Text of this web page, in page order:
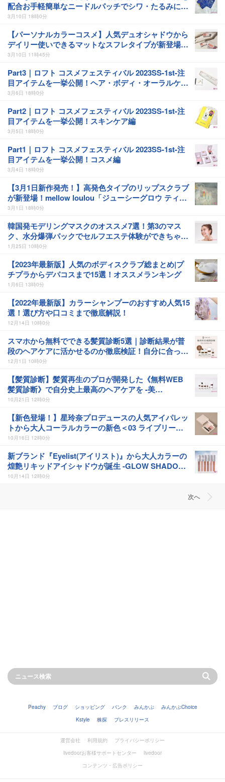
配合お手軽簡単なニードルパッチでシワ・たるみにア
プローチ｜HARURi プレミアムナイト トリートメン
3月10日 18時0分
【パーソナルカラーコスメ】人気デュオシャドウから
デイリー使いできるマットなスフレタイプが新登場！
-FAVES BEAUTY(フェイブス ビューティー)-
3月10日 11時45分
Part3｜ロフト コスメフェスティバル 2023SS-1st-注
目アイテムを一挙公開！ヘア・ボディ・オーラルケア
編
3月6日 18時0分
Part2｜ロフト コスメフェスティバル 2023SS-1st-注
目アイテムを一挙公開！スキンケア編
3月5日 18時0分
Part1｜ロフト コスメフェスティバル 2023SS-1st-注
目アイテムを一挙公開！コスメ編
3月4日 18時0分
【3月1日新作発売！】高発色タイプのリップスクラブ
が新登場！mellow loulou「ジューシーグロウ ティン
トバーム」を全色ご紹介！-メロウルル
3月1日 18時0分
韓国発モデリングマスクのオススメ7選！第3のマス
ク、水分爆弾パックでセルフエステ体験ができちゃ
う！？-23years old
1月25日 10時0分
【2023年最新版】人気のボディスクラブ総まとめ|プ
チプラからデパコスまで15選！オススメランキング
1月6日 13時0分
【2022年最新版】カラーシャンプーのおすすめ人気15
選！選び方や口コミまで徹底解説！
12月14日 10時0分
スマホから無料でできる髪質診断5選｜診断結果が普
段のヘアケアに活かせるのか徹底検証！自分に合った
ケアの仕方が見つかる｜favor.life
12月1日 10時0分
【髪質診断】髪質再生のプロが開発した《無料WEB
髪質診断》で自分史上最高のヘアケアを -美
REMAKE-
10月21日 12時0分
【新色登場！】星玲奈プロデュースの人気アイパレッ
トから大人コーラルカラーの新色＜03 ライブリーコ
ーラル＞が登場！ -lea by R. レアバイアール
10月16日 12時0分
新ブランド『Eyelist(アイリスト)』から大人カラーの
煌艶リキッドアイシャドウが誕生 -GLOW SHADOW
グロウシャドウ
10月14日 12時0分
次へ
Peachy ブログ ショッピング バンク みんかぶ
みんかぶChoice
Kstyle
株探 プレスリリース
運営会社 利用規約
プライバシーポリシー
livedoorお客様サポートセンター
livedoor
コンテンツ・広告ポリシー